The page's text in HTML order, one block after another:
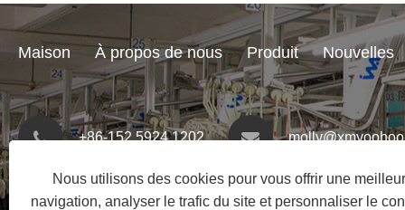
Maison À propos de nous Produit Nouvelles
+86-152 5924 1202
Nous utilisons des cookies pour vous offrir une
navigation, analyser le trafic du site et personnaliser le